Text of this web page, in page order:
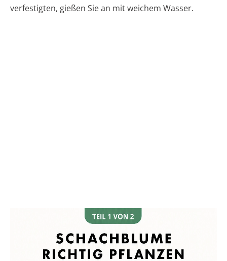
verfestigten, gießen Sie an mit weichem Wasser.